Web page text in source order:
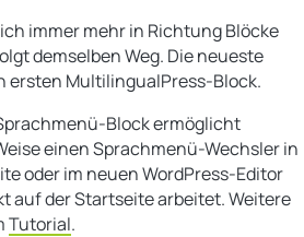
immer mehr in Richtung Blöcke
demselben Weg. Die neueste
ersten MultilingualPress-Block.
Block ermöglicht
einen Sprachmenü-Wechsler in
oder im neuen WordPress-Editor
auf der Startseite arbeitet. Weitere
Tutorial.